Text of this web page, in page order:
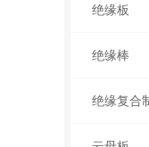
绝缘板
绝缘棒
绝缘复合